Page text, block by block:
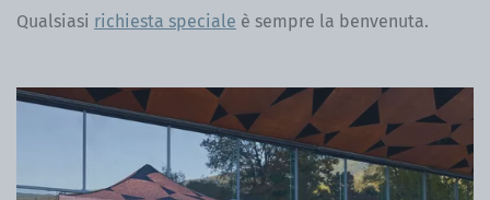
Qualsiasi richiesta speciale è sempre la benvenuta.